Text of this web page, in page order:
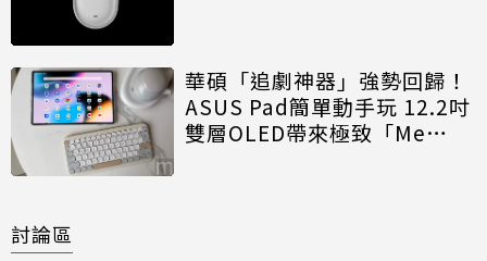
華碩「追劇神器」強勢回歸！
ASUS Pad簡單動手玩 12.2吋
雙層OLED帶來極致「Me
討論區